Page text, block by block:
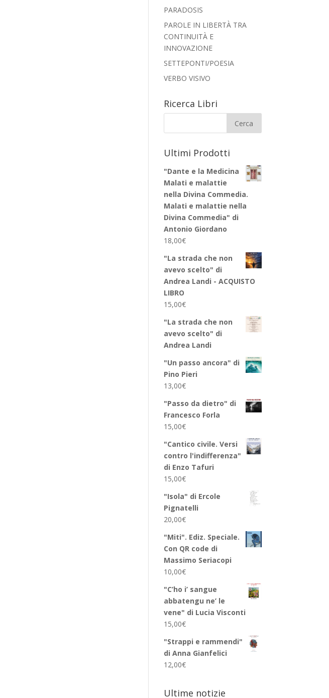
PARADOSIS
PAROLE IN LIBERTÀ TRA
CONTINUITÀ E
INNOVAZIONE
SETTEPONTI/POESIA
VERBO VISIVO
Ricerca Libri
Ultimi Prodotti
"Dante e la Medicina
Malati e malattie
nella Divina Commedia.
Malati e malattie nella
Divina Commedia" di
Antonio Giordano
18,00€
"La strada che non
avevo scelto" di
Andrea Landi - ACQUISTO
LIBRO
15,00€
"La strada che non
avevo scelto" di
Andrea Landi
"Un passo ancora" di
Pino Pieri
13,00€
"Passo da dietro" di
Francesco Forla
15,00€
"Cantico civile. Versi
contro l'indifferenza"
di Enzo Tafuri
15,00€
"Isola" di Ercole
Pignatelli
20,00€
"Miti". Ediz. Speciale.
Con QR code di
Massimo Seriacopi
10,00€
"C’ho i’ sangue
abbatengu ne’ le
vene" di Lucia Visconti
15,00€
"Strappi e rammendi"
di Anna Gianfelici
12,00€
Ultime notizie